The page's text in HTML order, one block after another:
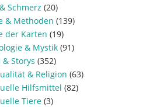
Schmerz (20)
& Methoden (139)
der Karten (19)
& Mystik (91)
& Storys (352)
& Religion (63)
Hilfsmittel (82)
Tiere (3)